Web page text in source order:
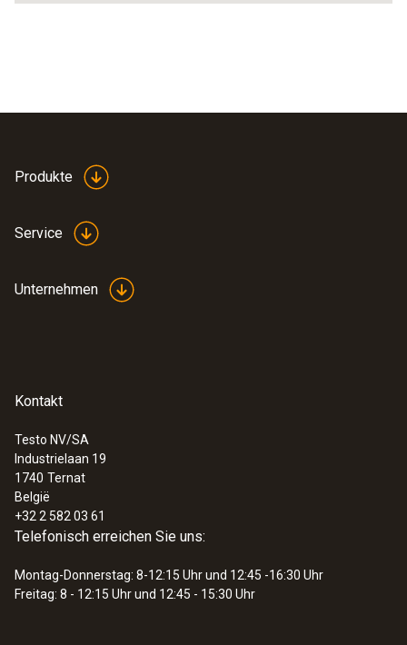
Produkte
Service
Unternehmen
Kontakt
Testo NV/SA
Industrielaan 19
1740 Ternat
België
+32 2 582 03 61
Telefonisch erreichen Sie uns:
Montag-Donnerstag: 8-12:15 Uhr und 12:45 -16:30 Uhr
Freitag: 8 - 12:15 Uhr und 12:45 - 15:30 Uhr